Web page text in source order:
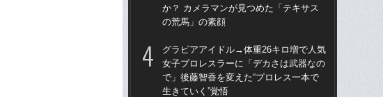
か？ カメラマンが見つめた「テキサス
の荒馬」の素顔
グラビアアイドル→体重26キロ増で人気
女子プロレスラーに「デカさは武器なの
で」後藤智香を変えた“プロレス一本で
生きていく”覚悟